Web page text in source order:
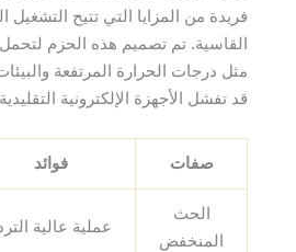
فريدة من المزايا التي تتيح
القاسية. تم تصميم هذه الحزم
مثل درجات الحرارة المرتفعة
قد تفشل الأجهزة الإلكترونية
صفات فوائد
الحث
المنخفض
عملية عالية